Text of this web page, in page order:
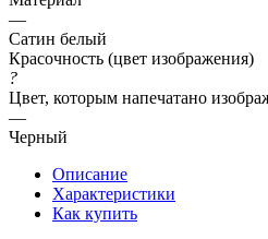
—
Сатин белый
Красочность (цвет изображения)
?
Цвет, которым напечатано
—
Черный
Описание
Характеристики
Как купить